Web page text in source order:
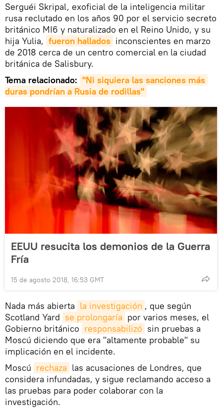
Serguéi Skripal, exoficial de la inteligencia militar
rusa reclutado en los años 90 por el servicio secreto
británico MI6 y naturalizado en el Reino Unido, y su
hija Yulia, fueron hallados inconscientes en marzo
de 2018 cerca de un centro comercial en la ciudad
británica de Salisbury.
Tema relacionado: "Ni siquiera las sanciones más
duras pondrían a Rusia de rodillas"
EEUU resucita los demonios de la Guerra
Fría
15 de agosto 2018, 16:53 GMT
Nada más abierta la investigación , que según
Scotland Yard se prolongaría por varios meses, el
Gobierno británico responsabilizó sin pruebas a
Moscú diciendo que era "altamente probable" su
implicación en el incidente.
Moscú rechaza las acusaciones de Londres, que
considera infundadas, y sigue reclamando acceso a
las pruebas para poder colaborar con la
investigación.